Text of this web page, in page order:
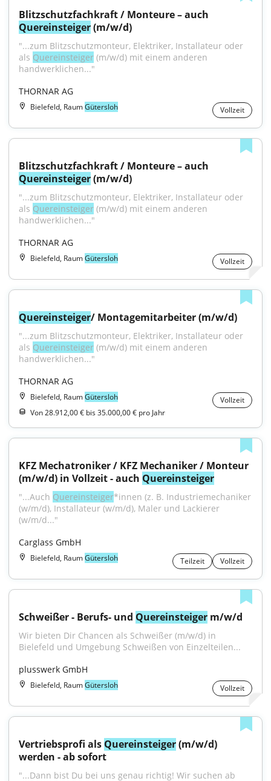
Quereinsteiger (m/w/d)
"...zum Blitzschutzmonteur, Elektriker, Installateur oder
als Quereinsteiger (m/w/d) mit einem anderen
handwerklichen..."
THORNAR AG
Bielefeld, RaumGütersloh Vollzeit
Quereinsteiger (m/w/d)
"...zum Blitzschutzmonteur, Elektriker, Installateur oder
als Quereinsteiger (m/w/d) mit einem anderen
handwerklichen..."
THORNAR AG
Bielefeld, RaumGütersloh Vollzeit
Quereinsteiger/ Montagemitarbeiter (m/w/d)
"...zum Blitzschutzmonteur, Elektriker, Installateur oder
als Quereinsteiger (m/w/d) mit einem anderen
handwerklichen..."
THORNAR AG
Bielefeld, RaumGütersloh
Vollzeit
Von 28.912,00 € bis 35.000,00 € pro Jahr
KFZ Mechatroniker / KFZ Mechaniker / Monteur
(m/w/d) in Vollzeit - auch Quereinsteiger
"...Auch Quereinsteiger*innen (z. B. Industriemechaniker
(w/m/d), Installateur (w/m/d), Maler und Lackierer
(w/m/d..."
Carglass GmbH
Bielefeld, RaumGütersloh Teilzeit Vollzeit
Schweißer - Berufs- und Quereinsteiger m/w/d
Wir bieten Dir Chancen als Schweißer (m/w/d) in
Bielefeld und Umgebung Schweißen von Einzelteilen...
plusswerk GmbH
Bielefeld, RaumGütersloh Vollzeit
Vertriebsprofi als Quereinsteiger (m/w/d)
werden - ab sofort
"...Dann bist Du bei uns genau richtig! Wir suchen ab